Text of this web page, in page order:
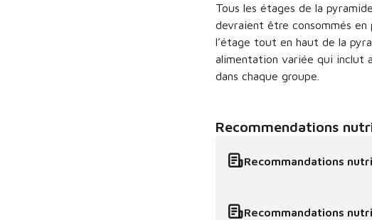
Tous les étages de la
devraient être consommés
l’étage tout en haut de la
alimentation variée qui inclut
dans chaque groupe.
Recommendations
Recommandations
Recommandations